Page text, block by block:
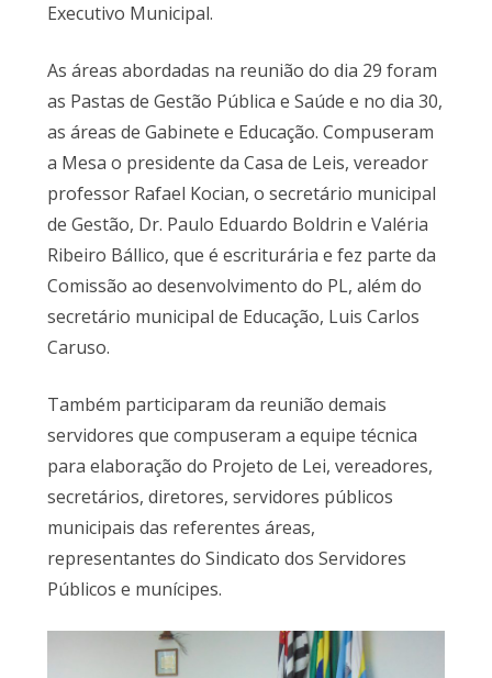
Executivo Municipal.
As áreas abordadas na reunião do dia 29 foram
as Pastas de Gestão Pública e Saúde e no dia 30,
as áreas de Gabinete e Educação. Compuseram
a Mesa o presidente da Casa de Leis, vereador
professor Rafael Kocian, o secretário municipal
de Gestão, Dr. Paulo Eduardo Boldrin e Valéria
Ribeiro Bállico, que é escriturária e fez parte da
Comissão ao desenvolvimento do PL, além do
secretário municipal de Educação, Luis Carlos
Caruso.
Também participaram da reunião demais
servidores que compuseram a equipe técnica
para elaboração do Projeto de Lei, vereadores,
secretários, diretores, servidores públicos
municipais das referentes áreas,
representantes do Sindicato dos Servidores
Públicos e munícipes.